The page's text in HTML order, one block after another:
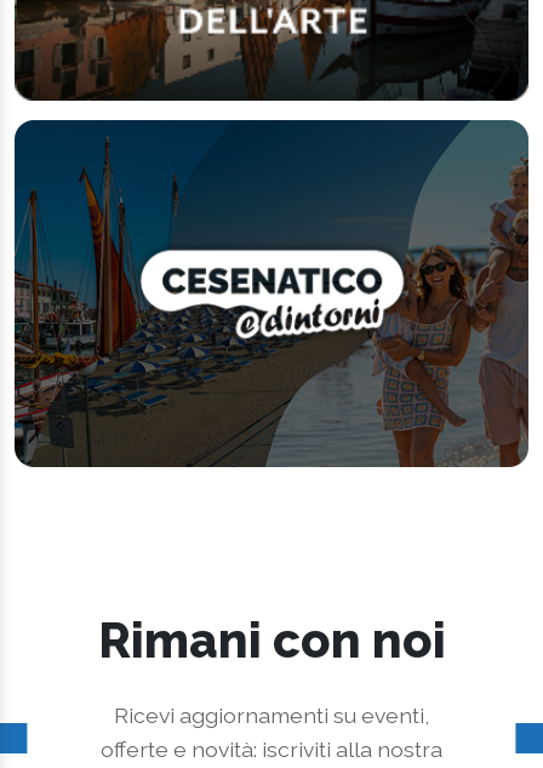
Rimani con noi
Ricevi aggiornamenti su eventi,
offerte e novità: iscriviti alla nostra